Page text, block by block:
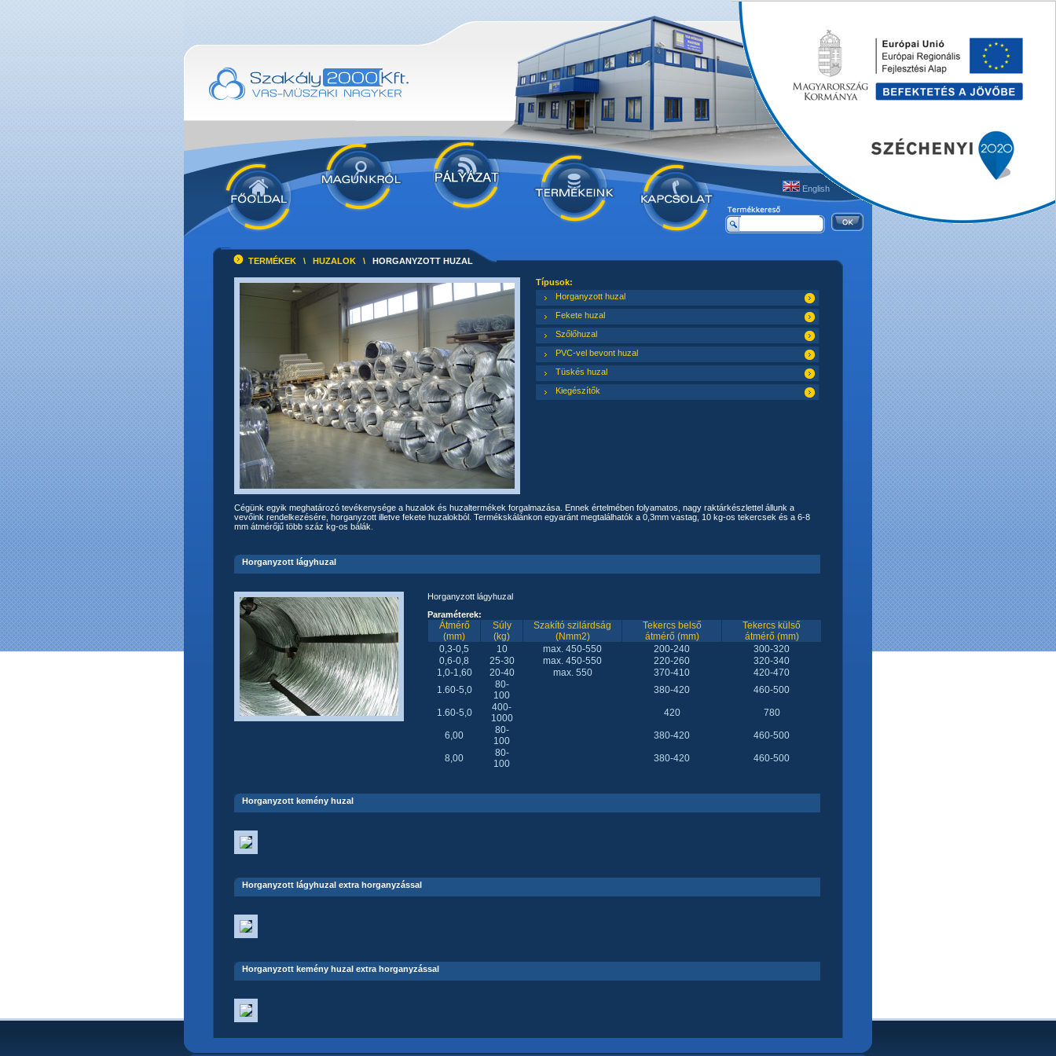
English
TERMÉKEK \ HUZALOK \ HORGANYZOTT HUZAL
Típusok:
Horganyzott huzal
Fekete huzal
Szőlőhuzal
PVC-vel bevont huzal
Tüskés huzal
Kiegészítők
Cégünk egyik meghatározó tevékenysége a huzalok és huzaltermékek forgalmazása. Ennek értelmében folyamatos, nagy raktárkészlettel állunk a
vevőink rendelkezésére, horganyzott illetve fekete huzalokból. Termékskálánkon egyaránt megtalálhatók a 0,3mm vastag, 10 kg-os tekercsek és a 6-8
mm átmérőjű több száz kg-os bálák.
Horganyzott lágyhuzal
Horganyzott lágyhuzal
Paraméterek:
Átmérő
(mm)
Súly
(kg)
Szakító szilárdság
(Nmm2)
Tekercs belső
átmérő (mm)
Tekercs külső
átmérő (mm)
0,3-0,5
10 max. 450-550 200-240
300-320
0,6-0,8
25-30 max. 450-550 220-260
320-340
1,0-1,60
20-40 max. 550 370-410
420-470
1.60-5,0
80-
100
380-420 460-500
1.60-5,0
400-
1000
420 780
6,00
80-
100
380-420 460-500
8,00
80-
100
380-420 460-500
Horganyzott kemény huzal
Horganyzott lágyhuzal extra horganyzással
Horganyzott kemény huzal extra horganyzással